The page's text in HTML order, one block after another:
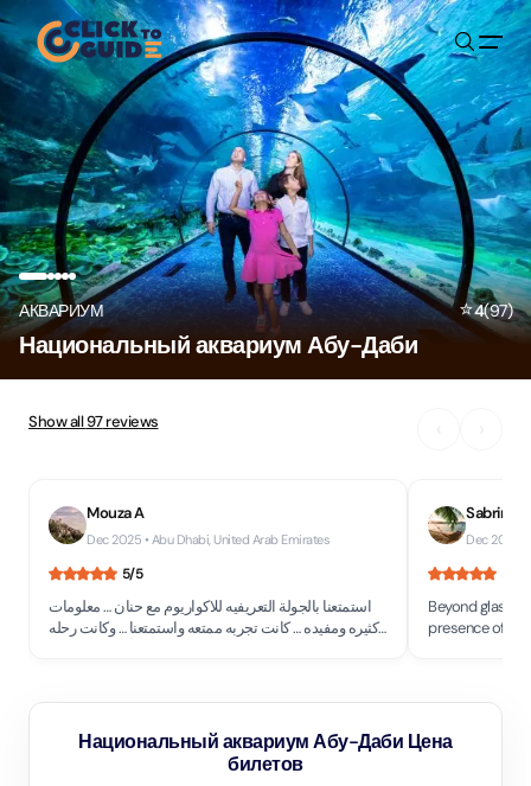
Skip to content
АКВАРИУМ ⭐4(97)
Национальный аквариум Абу-Даби
Show all97reviews
Mouza A
Dec 2025 • Abu Dhabi, United Arab Emirates
5/5
استمتعنا بالجولة التعريفيه للاكواريوم مع حنان … معلومات
كثيره ومفيده … كانت تجربه ممتعه واستمتعنا … وكانت رحله
Sabrine H
Dec 2025
Beyond glass
presence of
Национальный аквариум Абу-Даби Цена
билетов